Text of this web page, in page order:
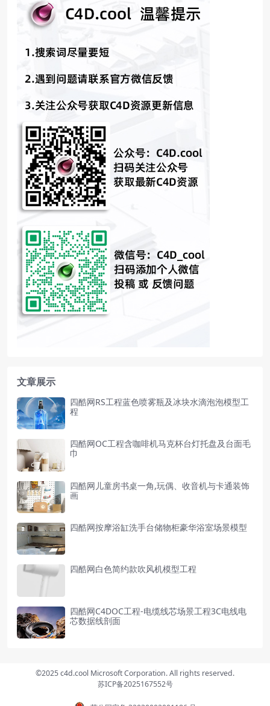
文章展示
四酷网RS工程蓝色喷雾瓶及冰块水滴泡泡模型工
程
四酷网OC工程含咖啡机马克杯台灯托盘及台面毛
巾
四酷网儿童房书桌一角,玩偶、收音机与卡通装饰
画
四酷网按摩浴缸洗手台储物柜豪华浴室场景模型
四酷网白色简约款吹风机模型工程
四酷网C4DOC工程-电缆线芯场景工程3C电线电
芯数据线剖面
©2025 c4d.cool Microsoft Corporation. All rights reserved.
苏ICP备2025167552号